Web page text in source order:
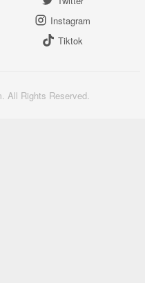
Instagram
Tiktok
All Rights Reserved.